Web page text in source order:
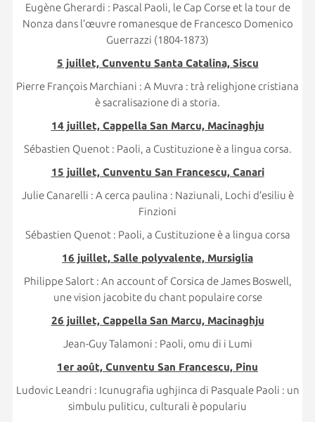
Eugène Gherardi : Pascal Paoli, le Cap Corse et la tour de
Nonza dans l’œuvre romanesque de Francesco Domenico
Guerrazzi (1804-1873)
5 juillet, Cunventu Santa Catalina, Siscu
Pierre François Marchiani : A Muvra : trà relighjone cristiana
è sacralisazione di a storia.
14 juillet, Cappella San Marcu, Macinaghju
Sébastien Quenot : Paoli, a Custituzione è a lingua corsa.
15 juillet, Cunventu San Francescu, Canari
Julie Canarelli : A cerca paulina : Naziunali, Lochi d’esiliu è
Finzioni
Sébastien Quenot : Paoli, a Custituzione è a lingua corsa
16 juillet, Salle polyvalente, Mursiglia
Philippe Salort : An account of Corsica de James Boswell,
une vision jacobite du chant populaire corse
26 juillet, Cappella San Marcu, Macinaghju
Jean-Guy Talamoni : Paoli, omu di i Lumi
1er août, Cunventu San Francescu, Pinu
Ludovic Leandri : Icunugrafia ughjinca di Pasquale Paoli : un
simbulu puliticu, culturali è populariu